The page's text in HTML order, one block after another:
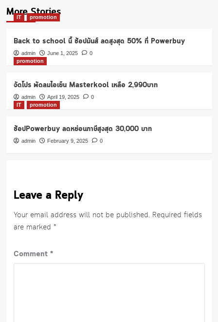
More Stories
IT promotion
Back to school นี้ ช้อปมันส์ ลดสูงสุด 50% ที่ Powerbuy
admin June 1, 2025
0
promotion
จัดโปร พัดลมไอเย็น Masterkool เหลือ 2,990บาท
admin April 19, 2025
0
IT
promotion
ช้อปPowerbuy ลดหย่อนภาษีสูงสุด 30,000 บาท
admin February 9, 2025 0
Leave a Reply
Your email address will not be published. Required fields
are marked *
Comment *